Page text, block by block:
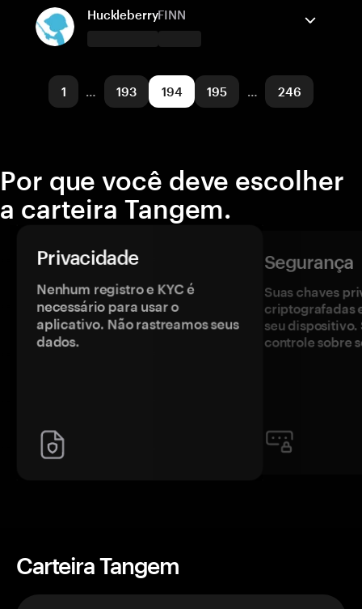
Solana
Enviar/Receber Comprar
Solana
HuckleberryFINN
Enviar/Receber Comprar
1 … 193 194 195 … 246
Por que você deve escolher
a carteira Tangem.
Privacidade
Nenhum registro e KYC é
necessário para usar o
aplicativo. Não rastreamos seus
dados.
Segurança
Suas chaves
criptografadas
seu dispositivo.
controle sobre
Carteira Tangem